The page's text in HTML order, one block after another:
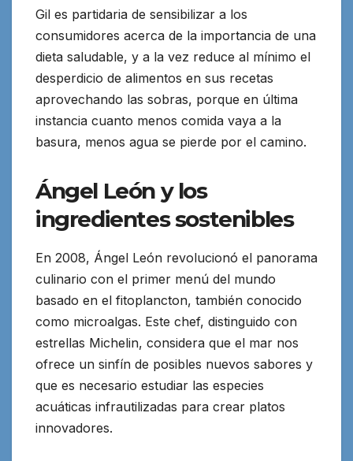
Gil es partidaria de sensibilizar a los
consumidores acerca de la importancia de una
dieta saludable, y a la vez reduce al mínimo el
desperdicio de alimentos en sus recetas
aprovechando las sobras, porque en última
instancia cuanto menos comida vaya a la
basura, menos agua se pierde por el camino.
Ángel León y los
ingredientes sostenibles
En 2008, Ángel León revolucionó el panorama
culinario con el primer menú del mundo
basado en el fitoplancton, también conocido
como microalgas. Este chef, distinguido con
estrellas Michelin, considera que el mar nos
ofrece un sinfín de posibles nuevos sabores y
que es necesario estudiar las especies
acuáticas infrautilizadas para crear platos
innovadores.